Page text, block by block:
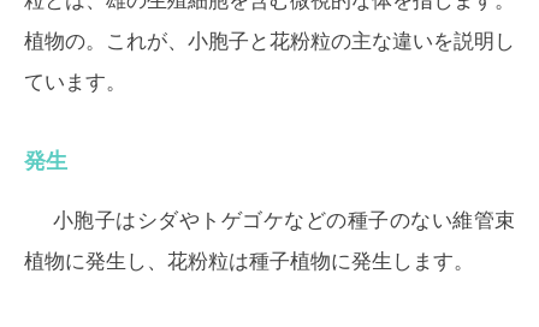
植物の。これが、小胞子と花粉粒の主な違いを説明し
ています。
発生
小胞子はシダやトゲゴケなどの種子のない維管束
植物に発生し、花粉粒は種子植物に発生します。